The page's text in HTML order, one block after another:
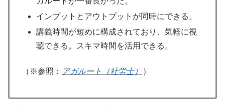
インプットとアウトプットが同時にできる。
講義時間が短めに構成されており、気軽に視
聴できる。スキマ時間を活用できる。
（※参照： アガルート（社労士） ）